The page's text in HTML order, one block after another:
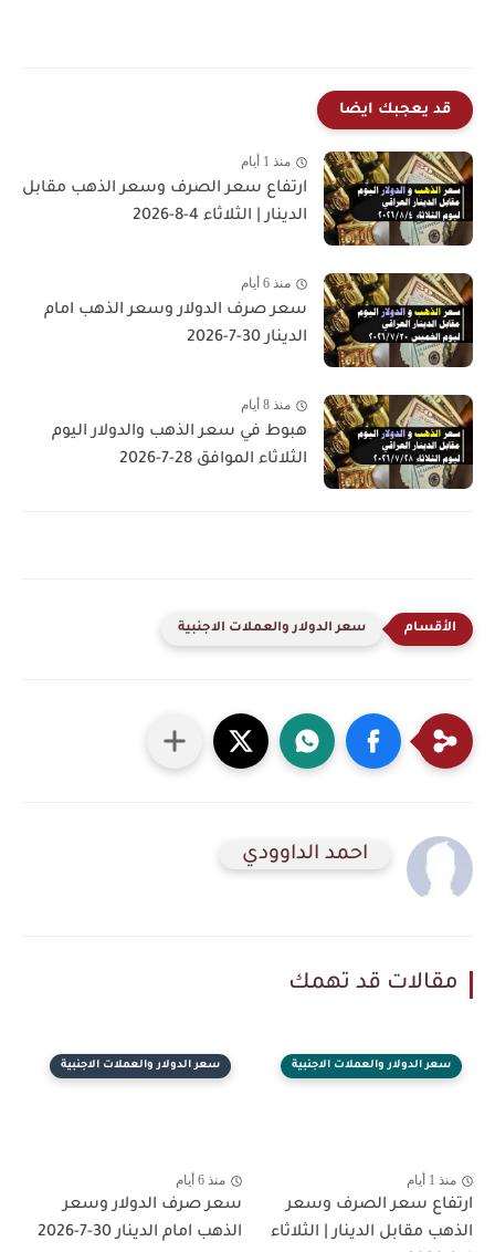
قد يعجبك ايضا
منذ 1 أيام
ارتفاع سعر الصرف وسعر الذهب مقابل
الدينار | الثلاثاء 4-8-2026
منذ 6 أيام
سعر صرف الدولار وسعر الذهب امام
الدينار 30-7-2026
منذ 8 أيام
هبوط في سعر الذهب والدولار اليوم
الثلاثاء الموافق 28-7-2026
سعر الدولار والعملات الاجنبية
احمد الداوودي
مقالات قد تهمك
سعر الدولار والعملات الاجنبية
منذ 1 أيام
ارتفاع سعر الصرف وسعر
الذهب مقابل الدينار | الثلاثاء
سعر الدولار والعملات الاجنبية
منذ 6 أيام
سعر صرف الدولار وسعر
الذهب امام الدينار 30-7-2026